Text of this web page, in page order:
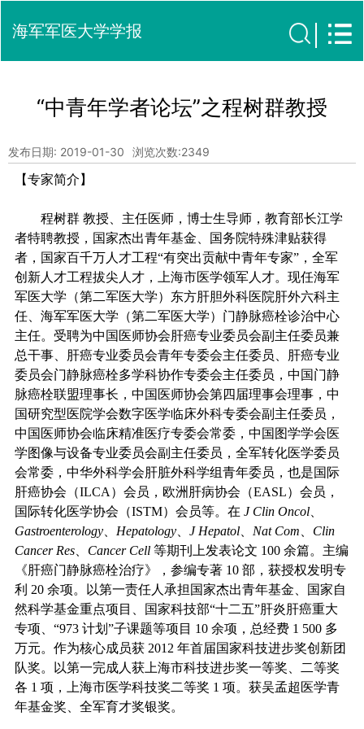
海军军医大学学报
“中青年学者论坛”之程树群教授
发布日期: 2019-01-30 浏览次数:2349
【专家简介】
程树群 教授、主任医师，博士生导师，教育部长江学
者特聘教授，国家杰出青年基金、国务院特殊津贴获得
者，国家百千万人才工程“有突出贡献中青年专家”，全军
创新人才工程拔尖人才，上海市医学领军人才。现任海军
军医大学（第二军医大学）东方肝胆外科医院肝外六科主
任、海军军医大学（第二军医大学）门静脉癌栓诊治中心
主任。受聘为中国医师协会肝癌专业委员会副主任委员兼
总干事、肝癌专业委员会青年专委会主任委员、肝癌专业
委员会门静脉癌栓多学科协作专委会主任委员，中国门静
脉癌栓联盟理事长，中国医师协会第四届理事会理事，中
国研究型医院学会数字医学临床外科专委会副主任委员，
中国医师协会临床精准医疗专委会常委，中国图学学会医
学图像与设备专业委员会副主任委员，全军转化医学委员
会常委，中华外科学会肝脏外科学组青年委员，也是国际
肝癌协会（ILCA）会员，欧洲肝病协会（EASL）会员，
国际转化医学协会（ISTM）会员等。在 J Clin Oncol
Gastroenterology
Hepatology 、J Hepatol Nat Com
Clin
Cancer Res
Cancer Cell 等期刊上发表论文 100 余篇。主编
《肝癌门静脉癌栓治疗》，参编专著 10 部，获授权发明专
利 20 余项。以第一责任人承担国家杰出青年基金、国家自
然科学基金重点项目、国家科技部“十二五”肝炎肝癌重大
专项、“973 计划”子课题等项目 10 余项，总经费 1 500 多
万元。作为核心成员获 2012 年首届国家科技进步奖创新团
队奖。以第一完成人获上海市科技进步奖一等奖、二等奖
各 1 项，上海市医学科技奖二等奖 1 项。获吴孟超医学青
年基金奖、全军育才奖银奖。